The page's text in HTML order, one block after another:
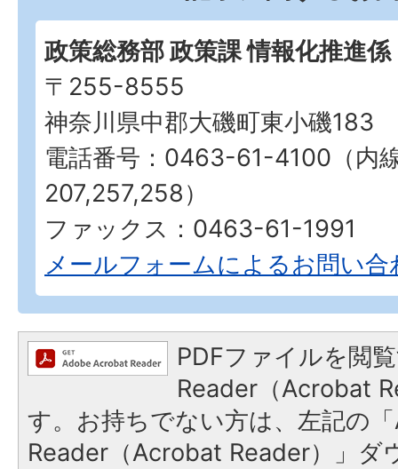
政策総務部 政策課 情報化推進係
〒255-8555
神奈川県中郡大磯町東小磯183
電話番号：0463-61-4100（内
207,257,258）
ファックス：0463-61-1991
メールフォームによるお問い合
PDFファイルを閲
Reader（Acrobat
す。お持ちでない方は、左記の
Reader（Acrobat Reader）」ダ